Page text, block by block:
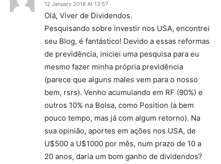
12 January 2018 At 13:57
Olá, Viver de Dividendos.
Pesquisando sobre investir nos USA, encontrei
seu Blog, é fantástico! Devido a essas reformas
de previdência, iniciei uma pesquisa para eu
mesmo fazer minha própria previdência
(parece que alguns males vem para o nosso
bem, rsrs). Venho acumulando em RF (90%) e
outros 10% na Bolsa, como Position (a bem
pouco tempo, mas já com algum retorno). Na
sua opinião, aportes em ações nos USA, de
U$500 a U$1000 por mês, num prazo de 10 a
20 anos, daria um bom ganho de dividendos?